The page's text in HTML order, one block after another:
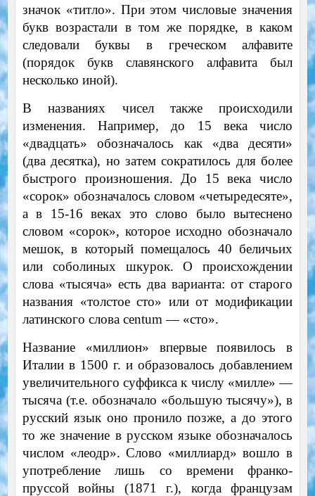
значок «титло». При этом числовые значения
букв возрастали в том же порядке, в каком
следовали буквы в греческом алфавите
(порядок букв славянского алфавита был
несколько иной).
В названиях чисел также происходили
изменения. Например, до 15 века число
«двадцать» обозначалось как «два десяти»
(два десятка), но затем сократилось для более
быстрого произношения. До 15 века число
«сорок» обозначалось словом «четыредесяте»,
а в 15-16 веках это слово было вытеснено
словом «сорок», которое исходно обозначало
мешок, в который помещалось 40 беличьих
или соболиных шкурок. О происхождении
слова «тысяча» есть два варианта: от старого
названия «толстое сто» или от модификации
латинского слова centum — «сто».
Название «миллион» впервые появилось в
Италии в 1500 г. и образовалось добавлением
увеличительного суффикса к числу «милле» —
тысяча (т.е. обозначало «большую тысячу»), в
русский язык оно пронило позже, а до этого
то же значение в русском языке обозначалось
числом «леодр». Слово «миллиард» вошло в
употребление лишь со времени франко-
пруссой войны (1871 г.), когда французам